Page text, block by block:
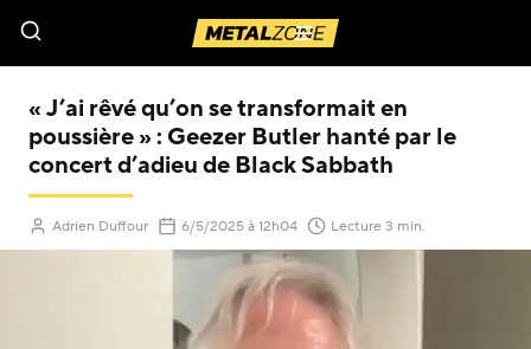
Menu
« J’ai rêvé qu’on se transformait en
poussière » : Geezer Butler hanté par le
concert d’adieu de Black Sabbath
Adrien Duffour 6/5/2025(Mis à jour le )
à 12h04 Lecture 3 min.